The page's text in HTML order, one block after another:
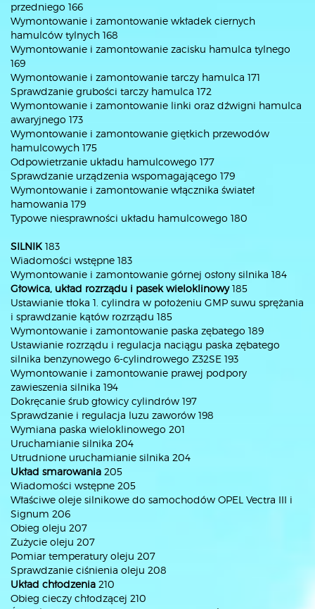
przedniego 166
Wymontowanie i zamontowanie wkładek ciernych
hamulców tylnych 168
Wymontowanie i zamontowanie zacisku hamulca tylnego
169
Wymontowanie i zamontowanie tarczy hamulca 171
Sprawdzanie grubości tarczy hamulca 172
Wymontowanie i zamontowanie linki oraz dźwigni hamulca
awaryjnego 173
Wymontowanie i zamontowanie giętkich przewodów
hamulcowych 175
Odpowietrzanie układu hamulcowego 177
Sprawdzanie urządzenia wspomagającego 179
Wymontowanie i zamontowanie włącznika świateł
hamowania 179
Typowe niesprawności układu hamulcowego 180
SILNIK 183
Wiadomości wstępne 183
Wymontowanie i zamontowanie górnej osłony silnika 184
Głowica, układ rozrządu i pasek wieloklinowy185
Ustawianie tłoka 1. cylindra w położeniu GMP suwu sprężania
i sprawdzanie kątów rozrządu 185
Wymontowanie i zamontowanie paska zębatego 189
Ustawianie rozrządu i regulacja naciągu paska zębatego
silnika benzynowego 6-cylindrowego Z32SE 193
Wymontowanie i zamontowanie prawej podpory
zawieszenia silnika 194
Dokręcanie śrub głowicy cylindrów 197
Sprawdzanie i regulacja luzu zaworów 198
Wymiana paska wieloklinowego 201
Uruchamianie silnika 204
Utrudnione uruchamianie silnika 204
Układ smarowania 205
Wiadomości wstępne 205
Właściwe oleje silnikowe do samochodów OPEL Vectra III i
Signum 206
Obieg oleju 207
Zużycie oleju 207
Pomiar temperatury oleju 207
Sprawdzanie ciśnienia oleju 208
Układ chłodzenia 210
Obieg cieczy chłodzącej 210